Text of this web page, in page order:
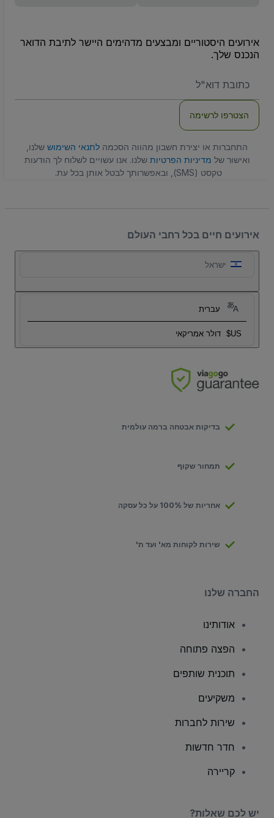
אירועים היסטוריים ומבצעים מדהימים היישר לתיבת הדואר
הנכנס שלך.
שלכם
הצטרפו לרשימה
התחברות או יצירת חשבון מהווה הסכמהלתנאי השימוששלנו,
ואישור שלמדיניות הפרטיותשלנו. אנו עשויים לשלוח לך הודעות
טקסט (SMS), ובאפשרותך לבטל אותן בכל עת.
אירועים חיים בכל רחבי העולם
ישראל
עברית
US$ דולר אמריקאי
בדיקות אבטחה ברמה עולמית
תמחור שקוף
אחריות של 100% על כל עסקה
שירות לקוחות מא' ועד ת'
החברה שלנו
אודותינו
הפצה פתוחה
תוכנית שותפים
משקיעים
שירות לחברות
חדר חדשות
קריירה
יש לכם שאלות?